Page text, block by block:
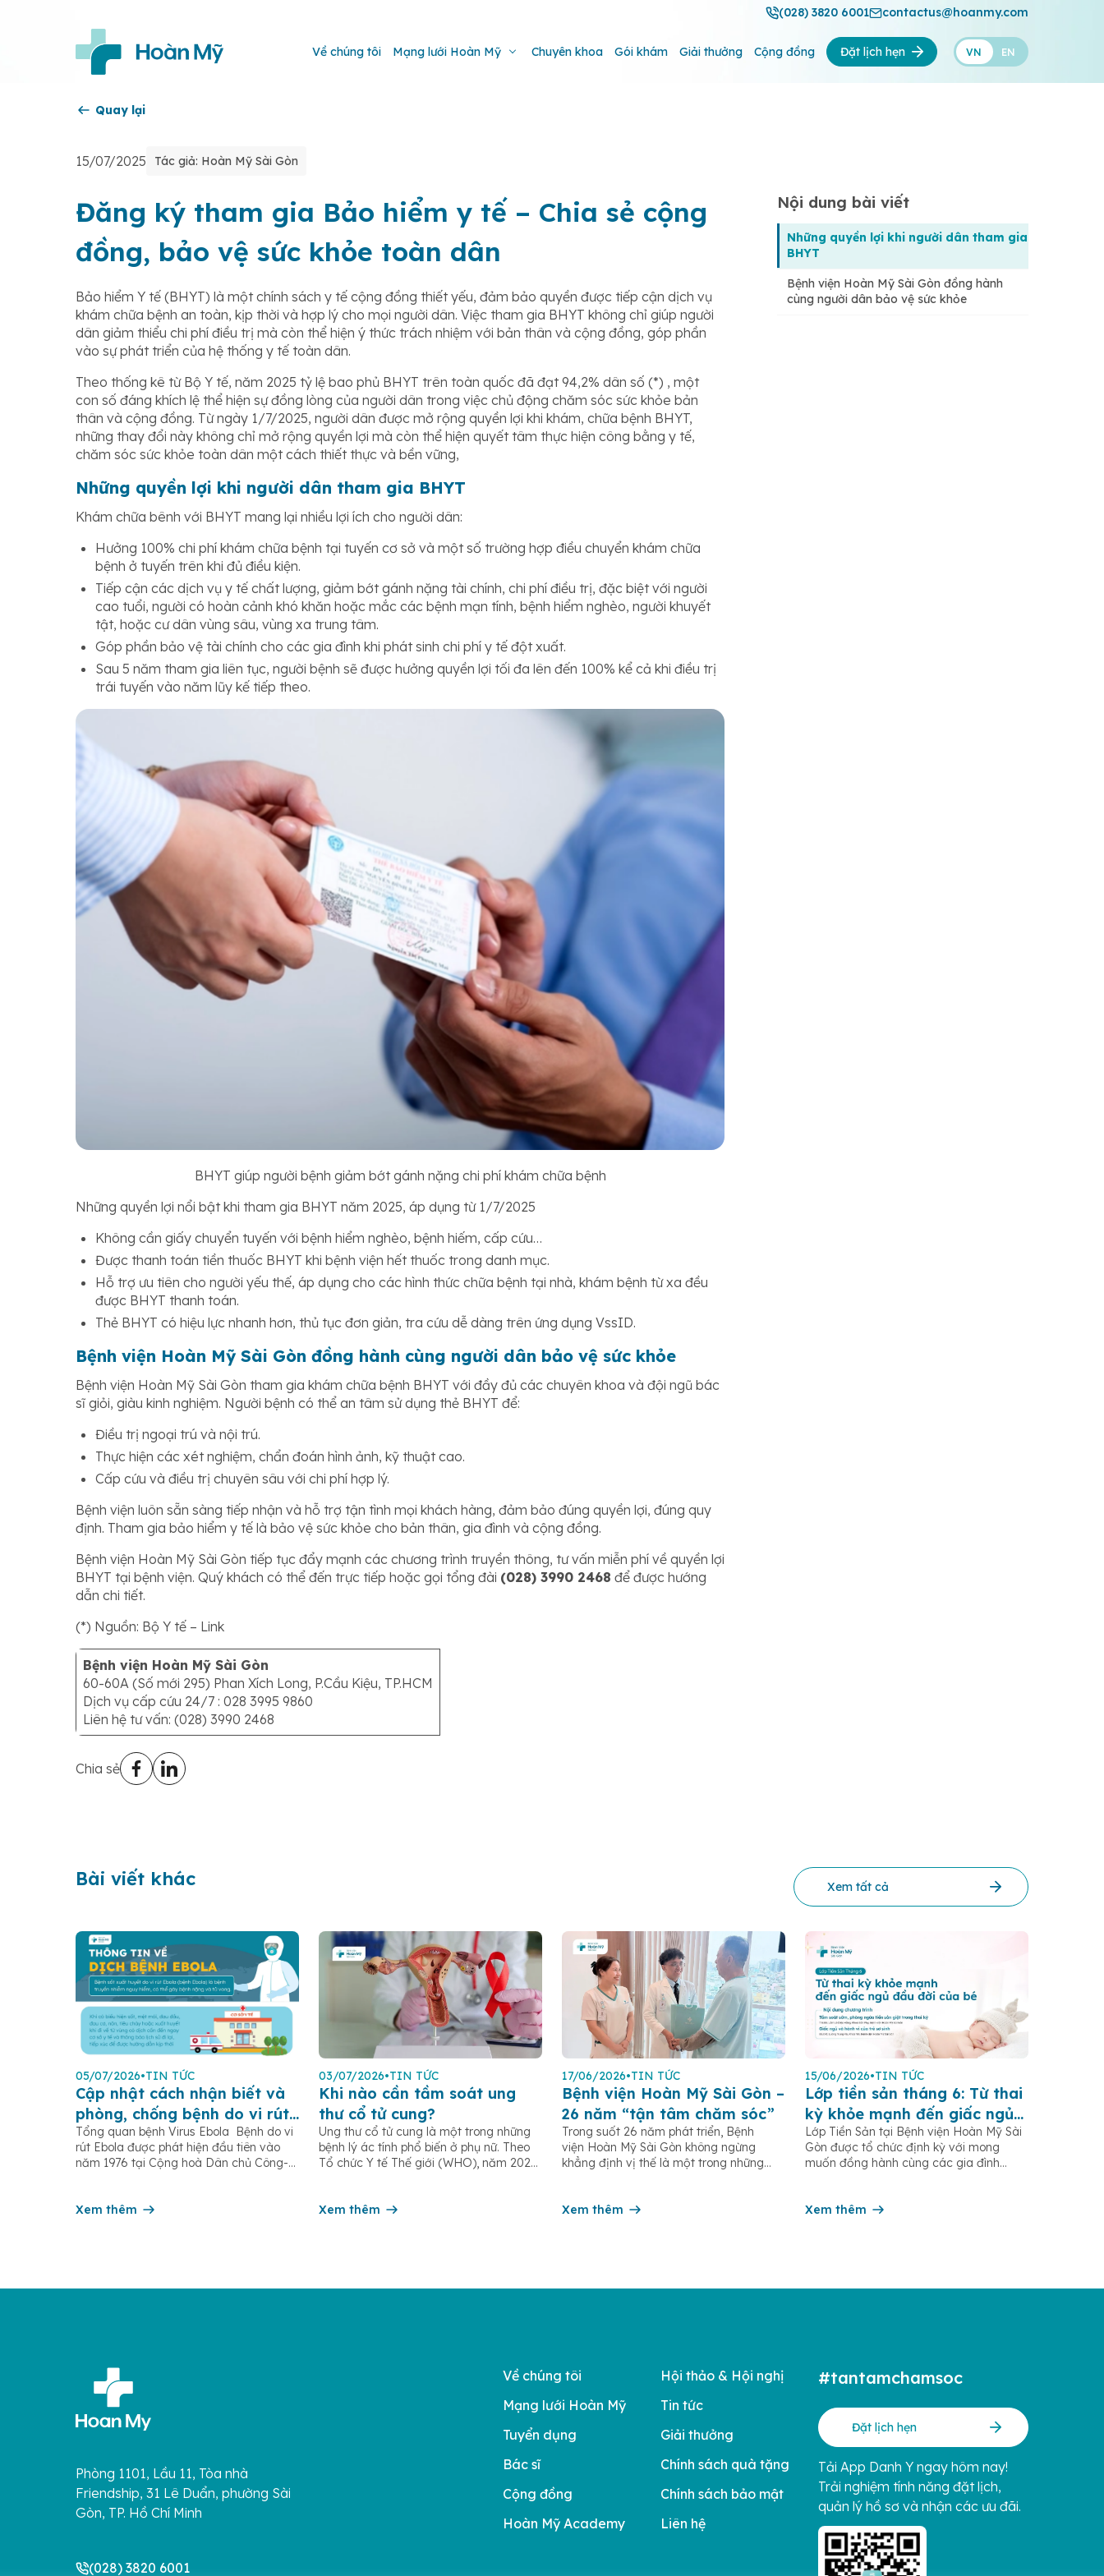
(028) 3820 6001 contactus@hoanmy.com
Về chúng tôi Mạng lưới Hoàn Mỹ Chuyên khoa Gói khám Giải thưởng Cộng đồng Đặt lịch hẹn VN EN
Quay lại
15/07/2025 Tác giả: Hoàn Mỹ Sài Gòn
Đăng ký tham gia Bảo hiểm y tế – Chia sẻ cộng
đồng, bảo vệ sức khỏe toàn dân
Bảo hiểm Y tế (BHYT) là một chính sách y tế cộng đồng thiết yếu, đảm bảo quyền được tiếp cận dịch vụ
khám chữa bệnh an toàn, kịp thời và hợp lý cho mọi người dân. Việc tham gia BHYT không chỉ giúp người
dân giảm thiểu chi phí điều trị mà còn thể hiện ý thức trách nhiệm với bản thân và cộng đồng, góp phần
vào sự phát triển của hệ thống y tế toàn dân.
Theo thống kê từ Bộ Y tế, năm 2025 tỷ lệ bao phủ BHYT trên toàn quốc đã đạt 94,2% dân số (*) , một
con số đáng khích lệ thể hiện sự đồng lòng của người dân trong việc chủ động chăm sóc sức khỏe bản
thân và cộng đồng. Từ ngày 1/7/2025, người dân được mở rộng quyền lợi khi khám, chữa bệnh BHYT,
những thay đổi này không chỉ mở rộng quyền lợi mà còn thể hiện quyết tâm thực hiện công bằng y tế,
chăm sóc sức khỏe toàn dân một cách thiết thực và bền vững,
Những quyền lợi khi người dân tham gia BHYT
Khám chữa bênh với BHYT mang lại nhiều lợi ích cho người dân:
Hưởng 100% chi phí khám chữa bệnh tại tuyến cơ sở và một số trường hợp điều chuyển khám chữa
bệnh ở tuyến trên khi đủ điều kiện.
Tiếp cận các dịch vụ y tế chất lượng, giảm bớt gánh nặng tài chính, chi phí điều trị, đặc biệt với người
cao tuổi, người có hoàn cảnh khó khăn hoặc mắc các bệnh mạn tính, bệnh hiểm nghèo, người khuyết
tật, hoặc cư dân vùng sâu, vùng xa trung tâm.
Góp phần bảo vệ tài chính cho các gia đình khi phát sinh chi phí y tế đột xuất.
Sau 5 năm tham gia liên tục, người bệnh sẽ được hưởng quyền lợi tối đa lên đến 100% kể cả khi điều trị
trái tuyến vào năm lũy kế tiếp theo.
BHYT giúp người bệnh giảm bớt gánh nặng chi phí khám chữa bệnh
Những quyền lợi nổi bật khi tham gia BHYT năm 2025, áp dụng từ 1/7/2025
Không cần giấy chuyển tuyến với bệnh hiểm nghèo, bệnh hiếm, cấp cứu…
Được thanh toán tiền thuốc BHYT khi bệnh viện hết thuốc trong danh mục.
Hỗ trợ ưu tiên cho người yếu thế, áp dụng cho các hình thức chữa bệnh tại nhà, khám bệnh từ xa đều
được BHYT thanh toán.
Thẻ BHYT có hiệu lực nhanh hơn, thủ tục đơn giản, tra cứu dễ dàng trên ứng dụng VssID.
Bệnh viện Hoàn Mỹ Sài Gòn đồng hành cùng người dân bảo vệ sức khỏe
Bệnh viện Hoàn Mỹ Sài Gòn tham gia khám chữa bệnh BHYT với đầy đủ các chuyên khoa và đội ngũ bác
sĩ giỏi, giàu kinh nghiệm. Người bệnh có thể an tâm sử dụng thẻ BHYT để:
Điều trị ngoại trú và nội trú.
Thực hiện các xét nghiệm, chẩn đoán hình ảnh, kỹ thuật cao.
Cấp cứu và điều trị chuyên sâu với chi phí hợp lý.
Bệnh viện luôn sẵn sàng tiếp nhận và hỗ trợ tận tình mọi khách hàng, đảm bảo đúng quyền lợi, đúng quy
định. Tham gia bảo hiểm y tế là bảo vệ sức khỏe cho bản thân, gia đình và cộng đồng.
Bệnh viện Hoàn Mỹ Sài Gòn tiếp tục đẩy mạnh các chương trình truyền thông, tư vấn miễn phí về quyền lợi
BHYT tại bệnh viện. Quý khách có thể đến trực tiếp hoặc gọi tổng đài (028) 3990 2468 để được hướng
dẫn chi tiết.
(*) Nguồn: Bộ Y tế – Link
Bệnh viện Hoàn Mỹ Sài Gòn
60-60A (Số mới 295) Phan Xích Long, P.Cầu Kiệu, TP.HCM
Dịch vụ cấp cứu 24/7 : 028 3995 9860
Liên hệ tư vấn: (028) 3990 2468
Chia sẻ
Nội dung bài viết
Những quyền lợi khi người dân tham gia
BHYT
Bệnh viện Hoàn Mỹ Sài Gòn đồng hành
cùng người dân bảo vệ sức khỏe
Bài viết khác Xem tất cả
05/07/2026•TIN TỨC
Cập nhật cách nhận biết và
phòng, chống bệnh do vi rút
Ebola
Tổng quan bệnh Virus Ebola Bệnh do vi
rút Ebola được phát hiện đầu tiên vào
năm 1976 tại Cộng hoà Dân chủ Công-
nhiễm cấp tính, có thể bùng phát thành
Xem thêm
03/07/2026•TIN TỨC
Khi nào cần tầm soát ung
thư cổ tử cung?
Ung thư cổ tử cung là một trong những
bệnh lý ác tính phổ biến ở phụ nữ. Theo
Tổ chức Y tế Thế giới (WHO), năm 2022
cung trên toàn cầu. Tầm soát ung thư cổ
Xem thêm
17/06/2026•TIN TỨC
Bệnh viện Hoàn Mỹ Sài Gòn –
26 năm “tận tâm chăm sóc”
Trong suốt 26 năm phát triển, Bệnh
viện Hoàn Mỹ Sài Gòn không ngừng
khẳng định vị thế là một trong những
nhóm 10 bệnh viện có chất lượng hàng
Xem thêm
15/06/2026•TIN TỨC
Lớp tiền sản tháng 6: Từ thai
kỳ khỏe mạnh đến giấc ngủ
đầu đời của bé
Lớp Tiền Sản tại Bệnh viện Hoàn Mỹ Sài
Gòn được tổ chức định kỳ với mong
muốn đồng hành cùng các gia đình
thức y khoa thiết thực cho từng giai đoạn
Xem thêm
Phòng 1101, Lầu 11, Tòa nhà
Friendship, 31 Lê Duẩn, phường Sài
Gòn, TP. Hồ Chí Minh
(028) 3820 6001
Về chúng tôi
Mạng lưới Hoàn Mỹ
Tuyển dụng
Bác sĩ
Cộng đồng
Hoàn Mỹ Academy
Hội thảo & Hội nghị
Tin tức
Giải thưởng
Chính sách quà tặng
Chính sách bảo mật
Liên hệ
#tantamchamsoc
Đặt lịch hẹn
Tải App Danh Y ngay hôm nay!
Trải nghiệm tính năng đặt lịch,
quản lý hồ sơ và nhận các ưu đãi.